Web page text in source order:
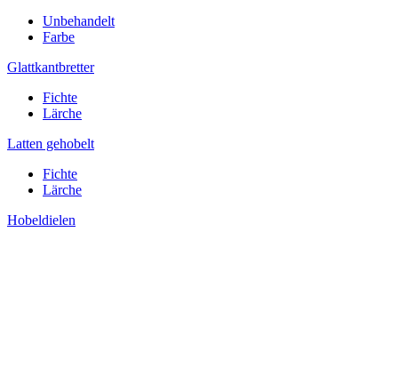
Unbehandelt
Farbe
Glattkantbretter
Fichte
Lärche
Latten gehobelt
Fichte
Lärche
Hobeldielen